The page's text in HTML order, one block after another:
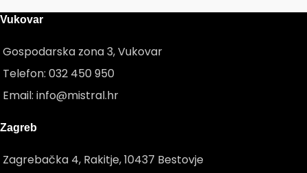
Vukovar
Gospodarska zona 3, Vukovar
Telefon: 032 450 950
Email: info@mistral.hr
Zagreb
Zagrebačka 4, Rakitje, 10437 Bestovje